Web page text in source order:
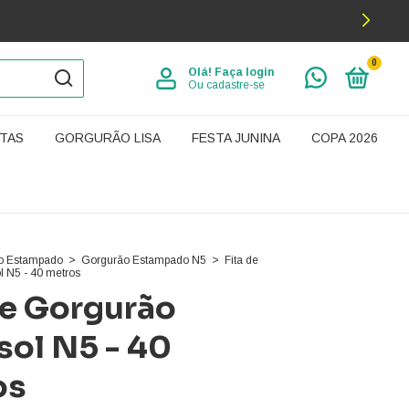
Olá! Faça login
Ou cadastre-se
0
GORGURÃO LISA FESTA JUNINA COPA 2026
Estampado > Gorgurão Estampado N5 >
Fita de
N5 - 40 metros
Gorgurão
N5 - 40